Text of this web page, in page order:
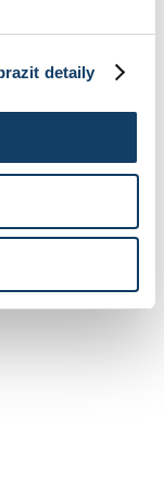
detaily